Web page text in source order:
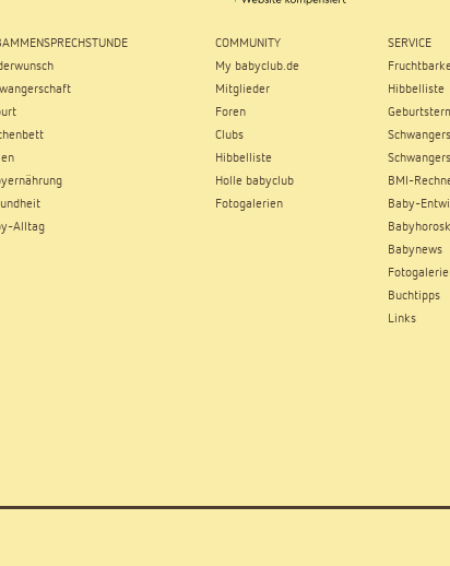
Alltag
COMMUNITY
My babyclub.de
Mitglieder
Foren
Clubs
Hibbelliste
Holle babyclub
Fotogalerien
SERVICE
Hibbelliste
BMI-
Baby-
Babynews
Buchtipps
Links